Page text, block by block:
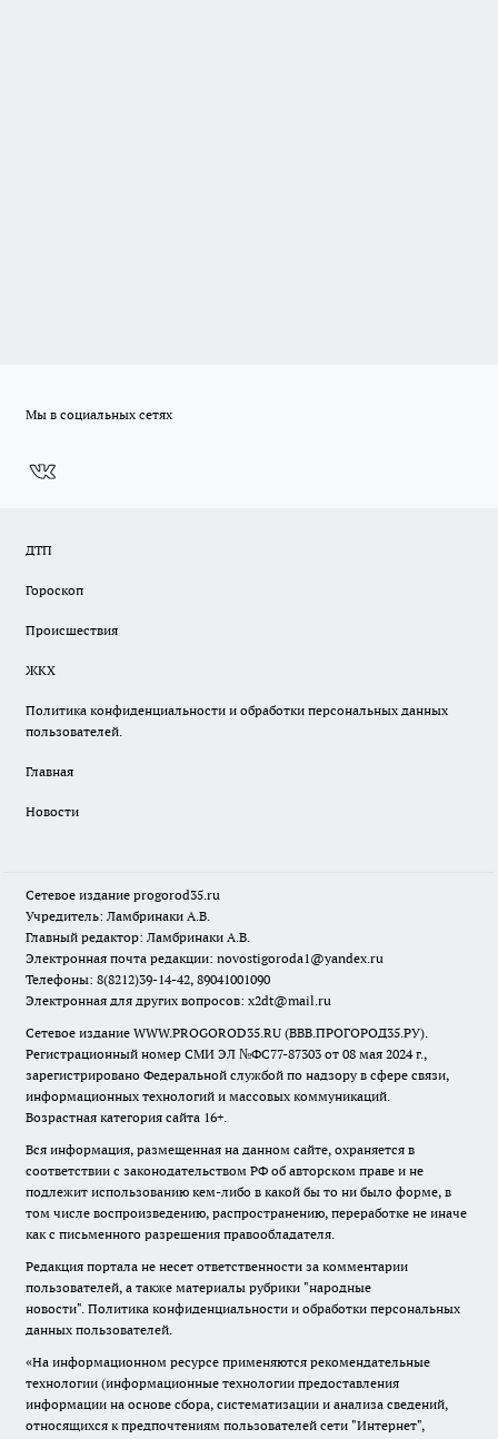
Мы в социальных сетях
ДТП
Гороскоп
Происшествия
ЖКХ
Политика конфиденциальности и обработки персональных данных
пользователей.
Главная
Новости
Сетевое издание progorod35.ru
Учредитель: Ламбринаки А.В.
Главный редактор: Ламбринаки А.В.
Электронная почта редакции: novostigoroda1@yandex.ru
Телефоны: 8(8212)39-14-42, 89041001090
Электронная для других вопросов: x2dt@mail.ru
Сетевое издание WWW.PROGOROD35.RU (ВВВ.ПРОГОРОД35.РУ).
Регистрационный номер СМИ ЭЛ №ФС77-87303 от 08 мая 2024 г.,
зарегистрировано Федеральной службой по надзору в сфере связи,
информационных технологий и массовых коммуникаций.
Возрастная категория сайта 16+.
Вся информация, размещенная на данном сайте, охраняется в
соответствии с законодательством РФ об авторском праве и не
подлежит использованию кем-либо в какой бы то ни было форме, в
том числе воспроизведению, распространению, переработке не иначе
как с письменного разрешения правообладателя.
Редакция портала не несет ответственности за комментарии
пользователей, а также материалы рубрики "народные
новости". Политика конфиденциальности и обработки персональных
данных пользователей.
«На информационном ресурсе применяются рекомендательные
технологии (информационные технологии предоставления
информации на основе сбора, систематизации и анализа сведений,
относящихся к предпочтениям пользователей сети "Интернет",